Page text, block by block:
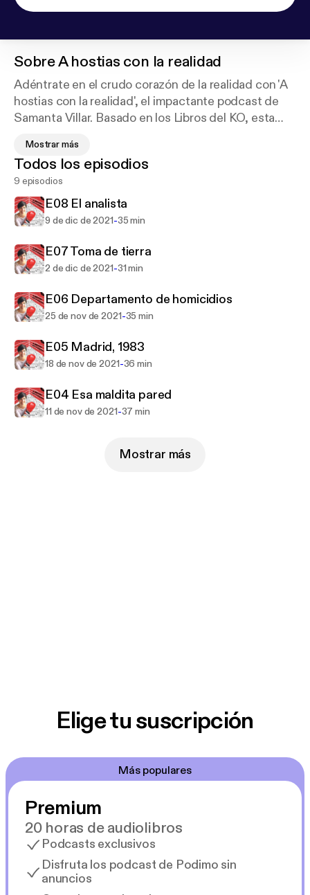
SobreA hostias con la realidad
Adéntrate en el crudo corazón de la realidad con 'A
hostias con la realidad', el impactante podcast de
Samanta Villar. Basado en los Libros del KO, esta
vidas que transcurren entre derrotas épicas y
victorias eufóricas. Samanta, reconocida por su
agudeza periodística y su habilidad para
desentrañar las complejidades humanas, te guía a
través de relatos que desafían tu percepción del
de conflicto internacional, cada episodio es un viaje
intenso por la vida real, repleto de giros inesperados
experiencia auditiva que te dejará sin aliento, donde
la crudeza de la realidad se entrelaza con la maestría
periodismo español.
Mostrar más
Todos los episodios
9 episodios
E08 El analista
9 de dic de 2021-35 min
E07 Toma de tierra
2 de dic de 2021-31 min
E06 Departamento de homicidios
25 de nov de 2021-35 min
E05 Madrid, 1983
18 de nov de 2021-36 min
E04 Esa maldita pared
11 de nov de 2021-37 min
Mostrar más
Elige tu suscripción
Más populares
Premium
20 horas de audiolibros
Podcasts exclusivos
Disfruta los podcast de Podimo sin
anuncios